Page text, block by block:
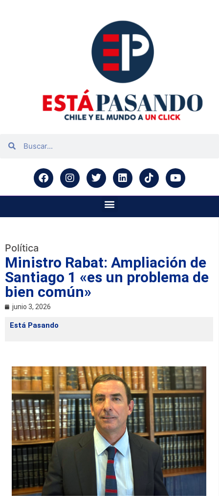
Política
Ministro Rabat: Ampliación de
Santiago 1 «es un problema de
bien común»
junio 3, 2026
Está Pasando